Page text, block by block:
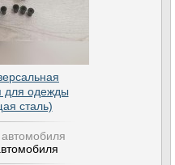
для одежды
сталь)